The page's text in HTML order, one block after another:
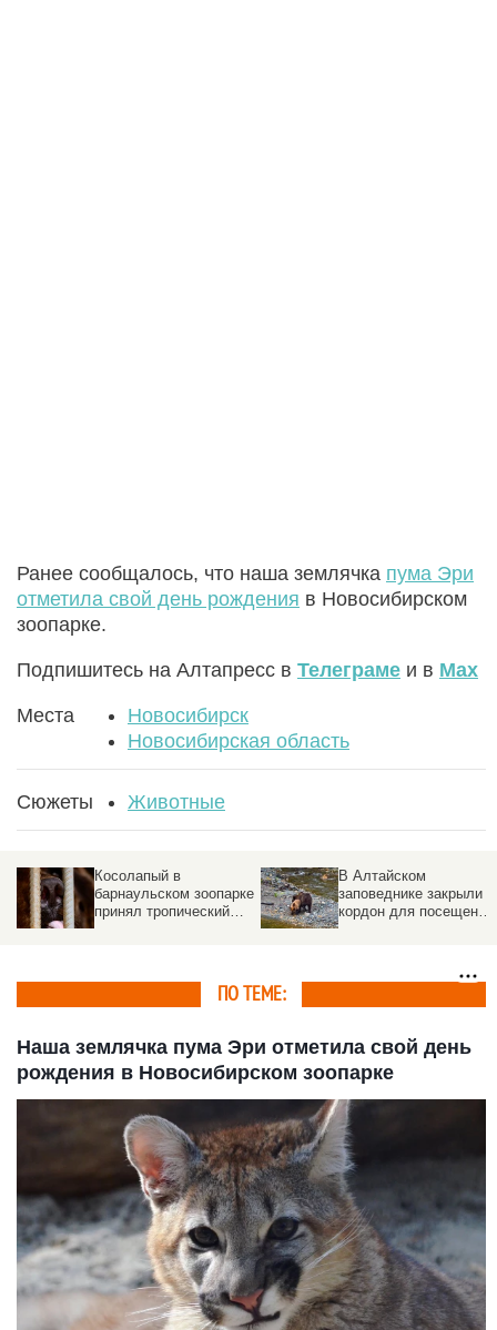
Ранее сообщалось, что наша землячка пума Эри
отметила свой день рождения в Новосибирском
зоопарке.
Подпишитесь на Алтапресс в Телеграме и в Max
Места
Новосибирск
Новосибирская область
Сюжеты Животные
Косолапый в
барнаульском зоопарке
принял тропический
В Алтайском
заповеднике закрыли
кордон для посещений.
ПО ТЕМЕ:
Наша землячка пума Эри отметила свой день
рождения в Новосибирском зоопарке